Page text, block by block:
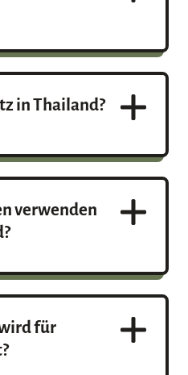
nutzen zu
in Thailand?
verwenden
für